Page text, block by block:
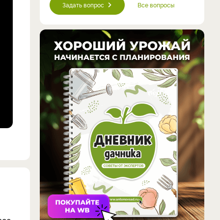
Задать вопрос Все вопросы